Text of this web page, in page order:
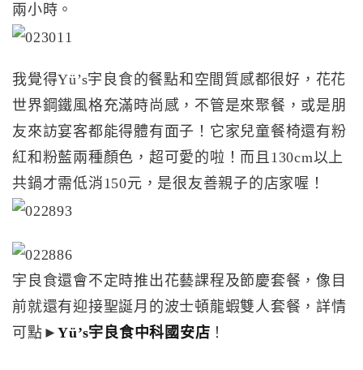
兩小時。
我覺得Yü’s宇良食的餐點和空間質感都很好，花花
世界鋼鐵風格充滿時尚感，不管是來聚餐，或是朋
友來訪宴客都能得體有面子！它家兒童餐椅還有粉
紅和粉藍兩種顏色，超可愛的啦！而且130cm以上
共鍋才需低消150元，是很友善親子的店家喔！
宇良食還會不定時推出花藝課程及節慶套餐，像目
前就還有迎接聖誕月的波士頓龍蝦雙人套餐，詳情
可點►Yü’s宇良食中科國安店 ！